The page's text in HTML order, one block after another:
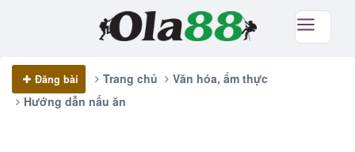
Đăng bài Trang chủ
Văn hóa, ẩm thực
Hướng dẫn nấu ăn